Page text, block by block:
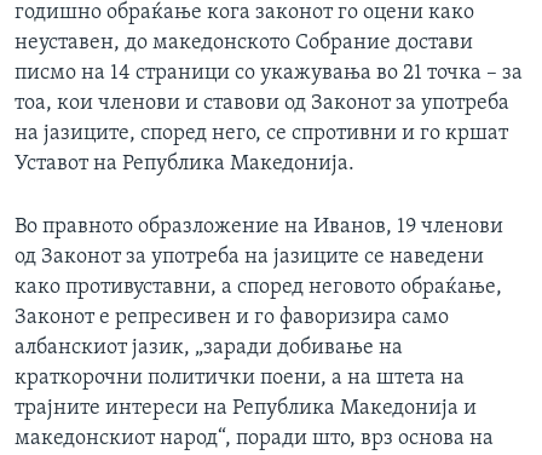
годишно обраќање кога законот го оцени како
неуставен, до македонското Собрание достави
писмо на 14 страници со укажувања во 21 точка – за
тоа, кои членови и ставови од Законот за употреба
на јазиците, според него, се спротивни и го кршат
Уставот на Република Македонија.
Во правното образложение на Иванов, 19 членови
од Законот за употреба на јазиците се наведени
како противуставни, а според неговото обраќање,
Законот е репресивен и го фаворизира само
албанскиот јазик, „заради добивање на
краткорочни политички поени, а на штета на
трајните интереси на Република Македонија и
македонскиот народ“, поради што, врз основа на